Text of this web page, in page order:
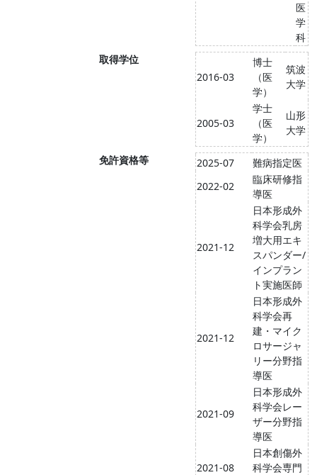
医
学
科
取得学位
2016-03
博士
（医
学）
筑波
大学
2005-03
学士
（医
学）
山形
大学
免許資格等 2025-07
難病指定医
2022-02
臨床研修指
導医
2021-12
日本形成外
科学会乳房
増大用エキ
スパンダー/
インプラン
ト実施医師
2021-12
日本形成外
科学会再
建・マイク
ロサージャ
リー分野指
導医
2021-09
日本形成外
科学会レー
ザー分野指
導医
2021-08
日本創傷外
科学会専門